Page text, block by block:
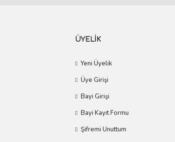
ÜYELİK
Yeni Üyelik
Üye Girişi
Bayi Girişi
Bayi Kayıt Formu
Şifremi Unuttum